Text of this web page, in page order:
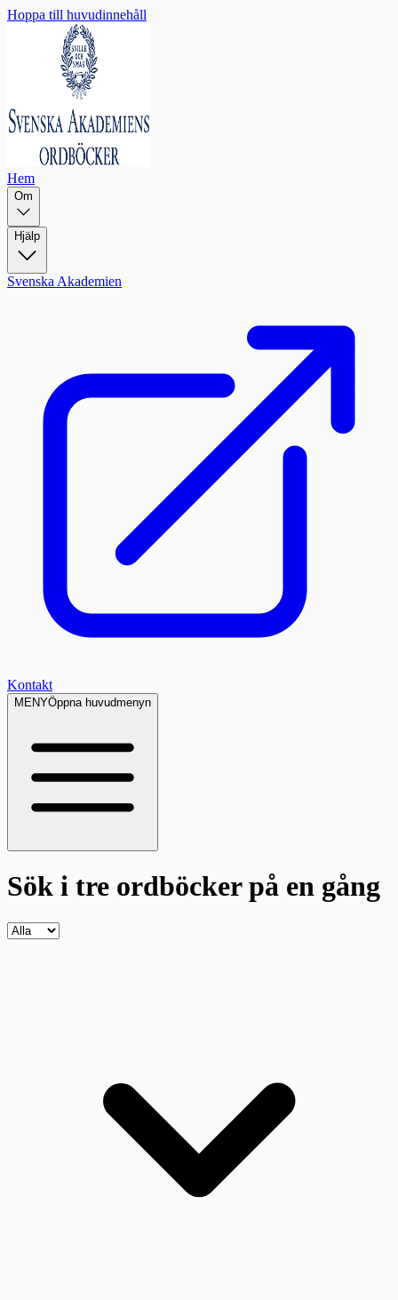
Hoppa till huvudinnehåll
Hem
Om
Hjälp
Svenska Akademien
Kontakt
MENYÖppna huvudmenyn
Sök i tre ordböckerpå en gång